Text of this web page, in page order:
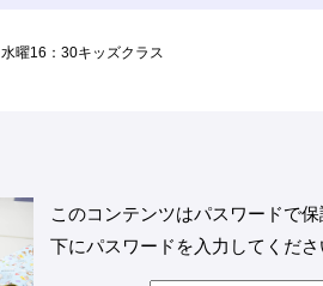
水曜16：30キッズクラス
このコンテンツはパスワードで
下にパスワードを入力してくださ